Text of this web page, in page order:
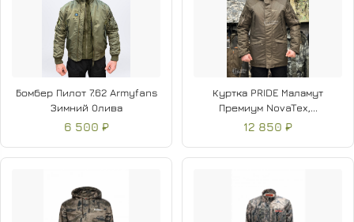
Бомбер Пилот 7.62 Armyfans
Зимний Олива
6 500 ₽
Куртка PRIDE Маламут
Премиум NovaTex,...
12 850 ₽